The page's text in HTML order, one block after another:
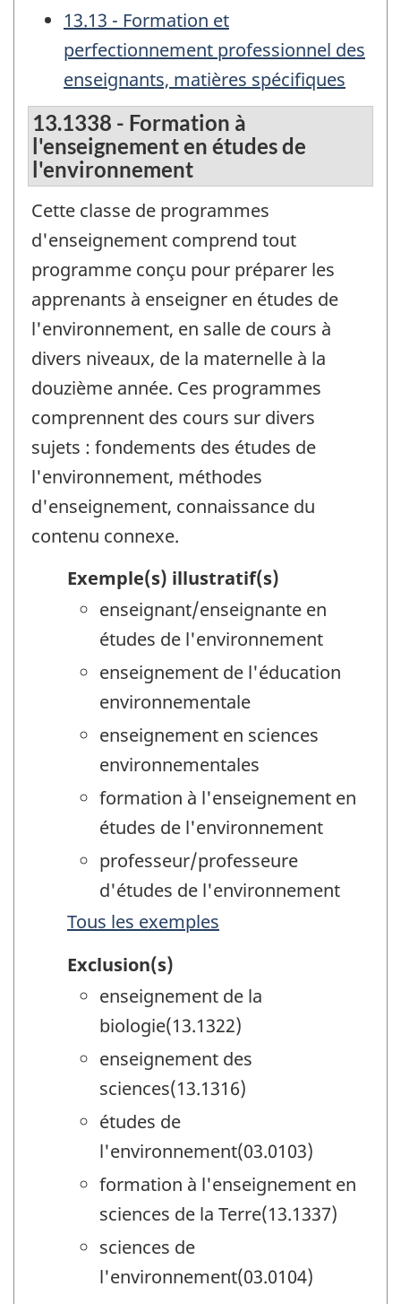
13.13 - Formation et
perfectionnement professionnel des
enseignants, matières spécifiques
13.1338 - Formation à
l'enseignement en études de
l'environnement
Cette classe de programmes
d'enseignement comprend tout
programme conçu pour préparer les
apprenants à enseigner en études de
l'environnement, en salle de cours à
divers niveaux, de la maternelle à la
douzième année. Ces programmes
comprennent des cours sur divers
sujets : fondements des études de
l'environnement, méthodes
d'enseignement, connaissance du
contenu connexe.
Exemple(s) illustratif(s)
enseignant/enseignante en
études de l'environnement
enseignement de l'éducation
environnementale
enseignement en sciences
environnementales
formation à l'enseignement en
études de l'environnement
professeur/professeure
d'études de l'environnement
Tous les exemples
Exclusion(s)
enseignement de la
biologie(13.1322)
enseignement des
sciences(13.1316)
études de
l'environnement(03.0103)
formation à l'enseignement en
sciences de la Terre(13.1337)
sciences de
l'environnement(03.0104)